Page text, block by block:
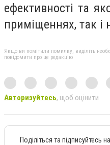
ефективності та
приміщеннях, так і
Якщо ви помітили помилку, виділіть
повідомити про це редакцію
Авторизуйтесь, щоб оцінити
Поділіться та підписуйтесь